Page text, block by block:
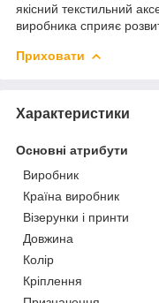
якісний текстильний
виробника сприяє
Приховати
Характеристики
Основні атрибути
Виробник
Країна виробник
Візерунки і принти
Довжина
Колір
Кріплення